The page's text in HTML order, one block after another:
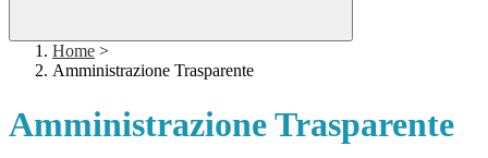
Home >
Amministrazione Trasparente
Amministrazione Trasparente